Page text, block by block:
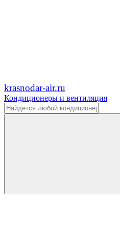
krasnodar-air.ru
Кондиционеры и вентиляция